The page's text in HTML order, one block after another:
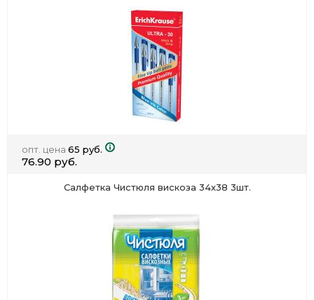
опт. цена 65 руб.
76.90 руб.
Салфетка Чистюля вискоза 34х38 3шт.